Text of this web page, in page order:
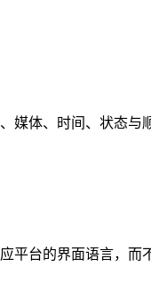
媒体、时间、状态与
平台的界面语言，而